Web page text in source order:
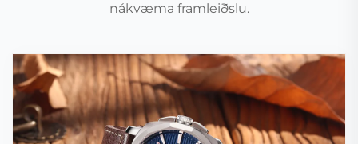
nákvæma framleiðslu.